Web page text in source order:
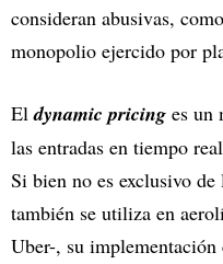
consideran abusivas,
monopolio ejercido por
El dynamic pricing es un
las entradas en tiempo
Si bien no es exclusivo
también se utiliza en
Uber-, su implementación